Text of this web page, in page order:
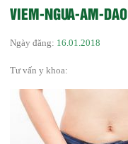
VIEM-NGUA-AM-DAO
Ngày đăng: 16.01.2018
Tư vấn y khoa: